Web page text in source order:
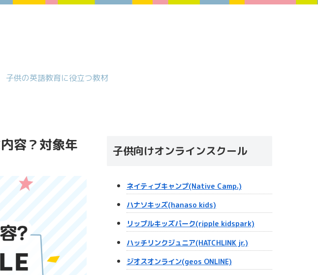
子供の英語教育に役立つ教材
容？対象年
子供向けオンラインスクール
ネイティブキャンプ(Native Camp.)
ハナソキッズ(hanaso kids)
リップルキッズパーク(ripple kidspark)
ハッチリンクジュニア(HATCHLINK jr.)
ジオスオンライン(geos ONLINE)